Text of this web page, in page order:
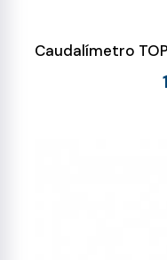
Caudalímetro